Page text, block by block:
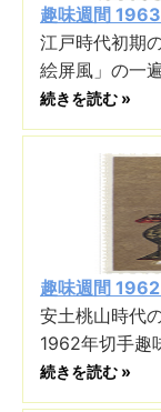
趣味週間
江戸時代初期
絵屏風」の一
続きを読む »
趣味週間
安土桃山時代
1962年切手趣
続きを読む »